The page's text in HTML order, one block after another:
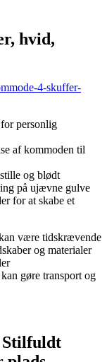
hvid,
4-skuffer-
personlig
af kommoden til
og blødt
på ujævne gulve
for at skabe et
være tidskrævende
og materialer
gøre transport og
Stilfuldt